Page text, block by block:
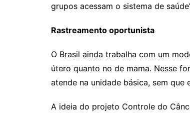
grupos acessam o sistema de
Rastreamento oportunista
O Brasil ainda trabalha com um
útero quanto no de mama. Nesse
atende na unidade básica, sem
A ideia do projeto Controle do